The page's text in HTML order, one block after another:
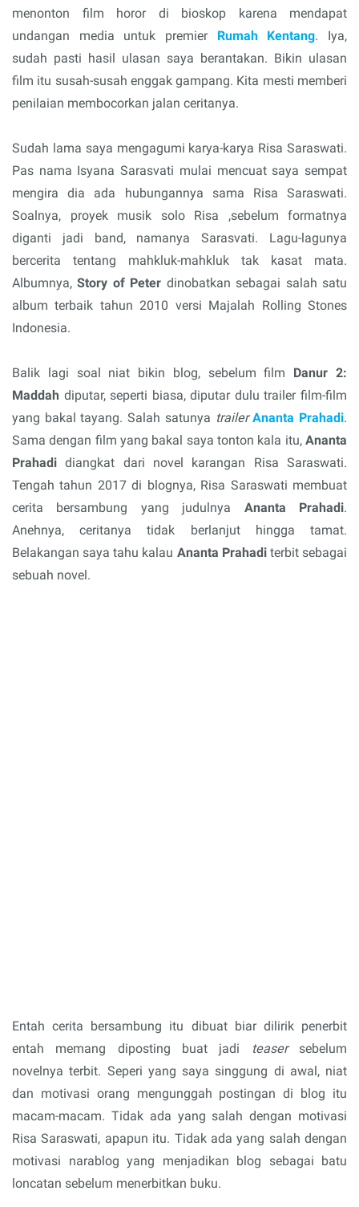
menonton film horor di bioskop karena mendapat
undangan media untuk premier Rumah Kentang. Iya,
sudah pasti hasil ulasan saya berantakan. Bikin ulasan
film itu susah-susah enggak gampang. Kita mesti memberi
penilaian membocorkan jalan ceritanya.
Sudah lama saya mengagumi karya-karya Risa Saraswati.
Pas nama Isyana Sarasvati mulai mencuat saya sempat
mengira dia ada hubungannya sama Risa Saraswati.
Soalnya, proyek musik solo Risa ,sebelum formatnya
diganti jadi band, namanya Sarasvati. Lagu-lagunya
bercerita tentang mahkluk-mahkluk tak kasat mata.
Albumnya,Story of Peter dinobatkan sebagai salah satu
album terbaik tahun 2010 versi Majalah Rolling Stones
Indonesia.
Balik lagi soal niat bikin blog, sebelum film Danur 2:
Maddah diputar, seperti biasa, diputar dulu trailer film-film
yang bakal tayang. Salah satunya trailerAnanta Prahadi.
Sama dengan film yang bakal saya tonton kala itu, Ananta
Prahadi diangkat dari novel karangan Risa Saraswati.
Tengah tahun 2017 di blognya, Risa Saraswati membuat
cerita bersambung yang judulnya Ananta Prahadi.
Anehnya, ceritanya tidak berlanjut hingga tamat.
Belakangan saya tahu kalau Ananta Prahaditerbit sebagai
sebuah novel.
Entah cerita bersambung itu dibuat biar dilirik penerbit
entah memang diposting buat jadi
teaser sebelum
novelnya terbit. Seperi yang saya singgung di awal, niat
dan motivasi orang mengunggah postingan di blog itu
macam-macam. Tidak ada yang salah dengan motivasi
Risa Saraswati, apapun itu. Tidak ada yang salah dengan
motivasi narablog yang menjadikan blog sebagai batu
loncatan sebelum menerbitkan buku.